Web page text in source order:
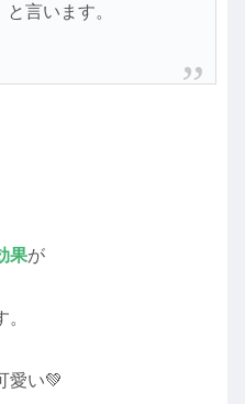
言います。
果が
愛い💚